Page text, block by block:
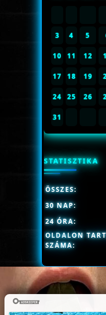
3 4 5
10 11 12
17 18 19
24 25 26
31
STATISZTIKA
OLDALON
SZÁMA:
ÖSSZES:
30 NAP:
24 ÓRA: